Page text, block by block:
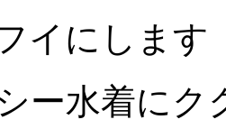
イにします
ー水着にク